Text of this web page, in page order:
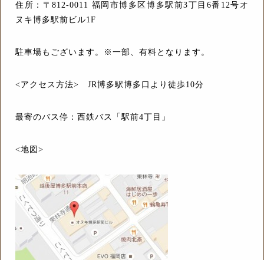
住所：〒812-0011 福岡市博多区博多駅前3丁目6番12号オ
ヌキ博多駅前ビル1F
駐車場もございます。※一部、有料となります。
<アクセス方法> JR博多駅博多口より徒歩10分
最寄のバス停：西鉄バス「駅前4丁目」
<地図>